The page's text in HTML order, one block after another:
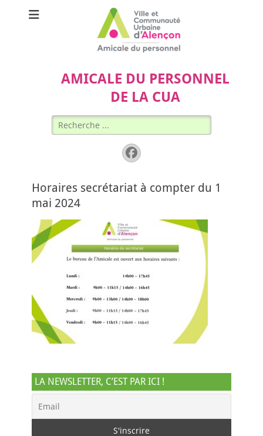
AMICALE DU PERSONNEL
DE LA CUA
Rechercher :
Facebook
Horaires secrétariat à compter du 1
mai 2024
LA NEWSLETTER, C’EST PAR ICI !